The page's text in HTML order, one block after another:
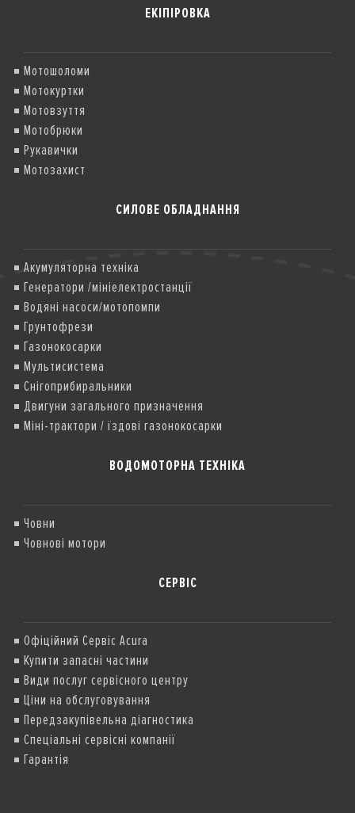
ЕКІПІРОВКА
Мотошоломи
Мотокуртки
Мотовзуття
Мотобрюки
Рукавички
Мотозахист
СИЛОВЕ ОБЛАДНАННЯ
Акумуляторна техніка
Генератори /мініелектростанції
Водяні насоси/мотопомпи
Грунтофрези
Газонокосарки
Мультисистема
Снігоприбиральники
Двигуни загального призначення
Міні-трактори / їздові газонокосарки
ВОДОМОТОРНА ТЕХНІКА
Човни
Човнові мотори
СЕРВІС
Офіційний Сервіс Acura
Купити запасні частини
Види послуг сервісного центру
Ціни на обслуговування
Передзакупівельна діагностика
Спеціальні сервісні компанії
Гарантія